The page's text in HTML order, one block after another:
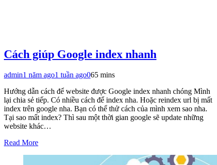
Cách giúp Google index nhanh
admin1 năm ago1 tuần ago065 mins
Hướng dẫn cách để website được Google index nhanh chóng Mình
lại chia sẻ tiếp. Có nhiều cách để index nha. Hoặc reindex url bị mất
index trên google nha. Bạn có thể thử cách của mình xem sao nha.
Tại sao mất index? Thì sau một thời gian google sẽ update những
website khác…
Read More